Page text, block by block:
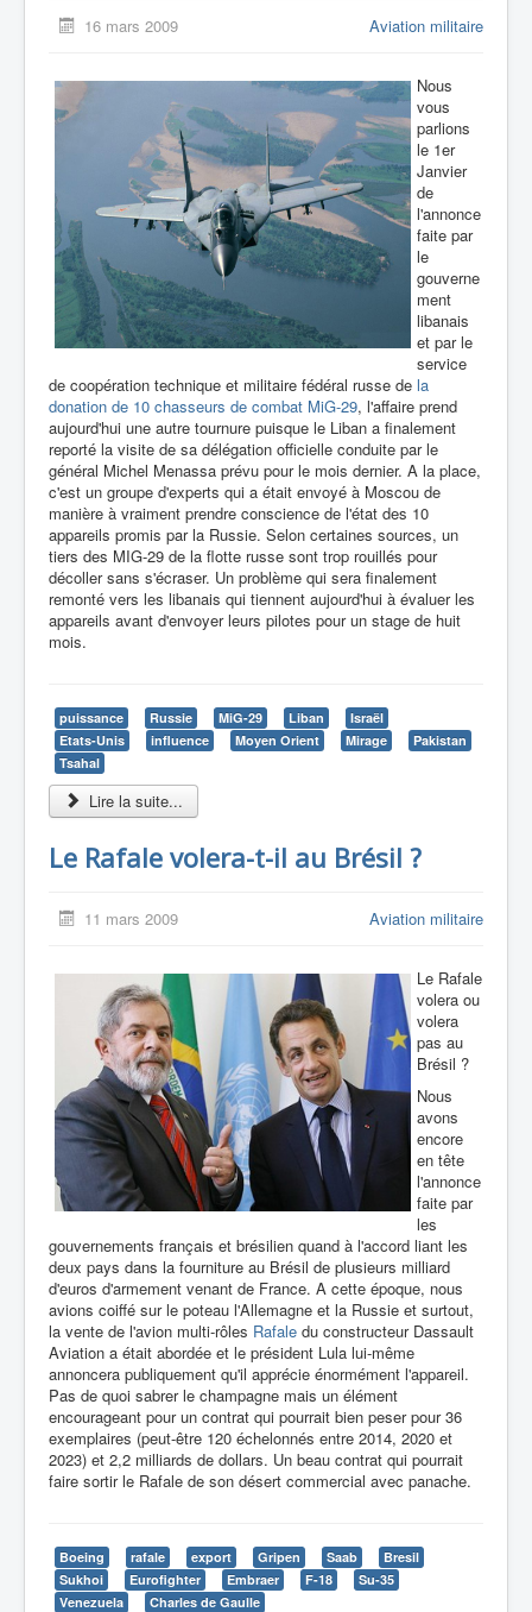
16 mars 2009 Aviation militaire
Nous
vous
parlions
le 1er
Janvier
de
l'annonce
faite par
le
gouverne
ment
libanais
et par le
service
de coopération technique et militaire fédéral russe de la
donation de 10 chasseurs de combat MiG-29, l'affaire prend
aujourd'hui une autre tournure puisque le Liban a finalement
reporté la visite de sa délégation officielle conduite par le
général Michel Menassa prévu pour le mois dernier. A la place,
c'est un groupe d'experts qui a était envoyé à Moscou de
manière à vraiment prendre conscience de l'état des 10
appareils promis par la Russie. Selon certaines sources, un
tiers des MIG-29 de la flotte russe sont trop rouillés pour
décoller sans s'écraser. Un problème qui sera finalement
remonté vers les libanais qui tiennent aujourd'hui à évaluer les
appareils avant d'envoyer leurs pilotes pour un stage de huit
mois.
puissance Russie MiG-29 Liban
Israël
Etats-Unis
influence Moyen Orient Mirage
Pakistan
Tsahal
Lire la suite...
Le Rafale volera-t-il au Brésil ?
11 mars 2009 Aviation militaire
Le Rafale
volera ou
volera
pas au
Brésil ?
Nous
avons
encore
en tête
l'annonce
faite par
les
gouvernements français et brésilien quand à l'accord liant les
deux pays dans la fourniture au Brésil de plusieurs milliard
d'euros d'armement venant de France. A cette époque, nous
avions coiffé sur le poteau l'Allemagne et la Russie et surtout,
la vente de l'avion multi-rôles Rafale du constructeur Dassault
Aviation a était abordée et le président Lula lui-même
annoncera publiquement qu'il apprécie énormément l'appareil.
Pas de quoi sabrer le champagne mais un élément
encourageant pour un contrat qui pourrait bien peser pour 36
exemplaires (peut-être 120 échelonnés entre 2014, 2020 et
2023) et 2,2 milliards de dollars. Un beau contrat qui pourrait
faire sortir le Rafale de son désert commercial avec panache.
Boeing rafale export Gripen Saab
Bresil
Sukhoi
Eurofighter Embraer F-18
Su-35
Venezuela
Charles de Gaulle